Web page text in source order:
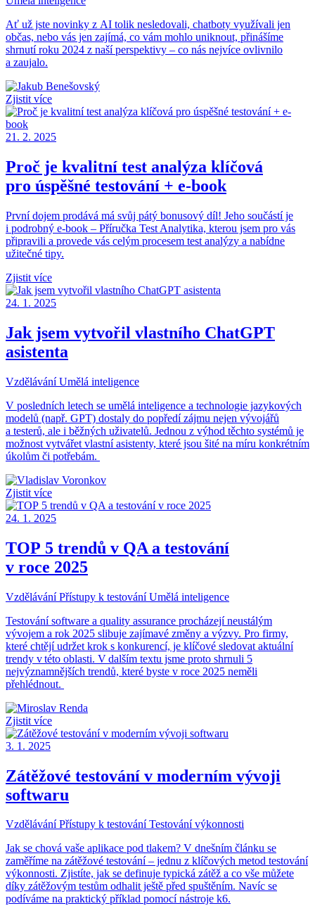
Ať už jste novinky z AI tolik nesledovali, chatboty využívali jen
občas, nebo vás jen zajímá, co vám mohlo uniknout, přinášíme
shrnutí roku 2024 z naší perspektivy – co nás nejvíce ovlivnilo
a zaujalo.
Zjistit více
21. 2. 2025
Proč je kvalitní test analýza klíčová
pro úspěšné testování + e-book
První dojem prodává má svůj pátý bonusový díl! Jeho součástí je
i podrobný e-book – Příručka Test Analytika, kterou jsem pro vás
připravili a provede vás celým procesem test analýzy a nabídne
užitečné tipy.
Zjistit více
24. 1. 2025
Jak jsem vytvořil vlastního ChatGPT
asistenta
Vzdělávání Umělá inteligence
V posledních letech se umělá inteligence a technologie jazykových
modelů (např. GPT) dostaly do popředí zájmu nejen vývojářů
a testerů, ale i běžných uživatelů. Jednou z výhod těchto systémů je
možnost vytvářet vlastní asistenty, které jsou šité na míru konkrétním
úkolům či potřebám.
Zjistit více
24. 1. 2025
TOP 5 trendů v QA a testování
v roce 2025
Vzdělávání Přístupy k testování Umělá inteligence
Testování software a quality assurance procházejí neustálým
vývojem a rok 2025 slibuje zajímavé změny a výzvy. Pro firmy,
které chtějí udržet krok s konkurencí, je klíčové sledovat aktuální
trendy v této oblasti. V dalším textu jsme proto shrnuli 5
nejvýznamnějších trendů, které byste v roce 2025 neměli
přehlédnout.
Zjistit více
3. 1. 2025
Zátěžové testování v moderním vývoji
softwaru
Vzdělávání Přístupy k testování Testování výkonnosti
Jak se chová vaše aplikace pod tlakem? V dnešním článku se
zaměříme na zátěžové testování – jednu z klíčových metod testování
výkonnosti. Zjistíte, jak se definuje typická zátěž a co vše můžete
díky zátěžovým testům odhalit ještě před spuštěním. Navíc se
podíváme na praktický příklad pomocí nástroje k6.